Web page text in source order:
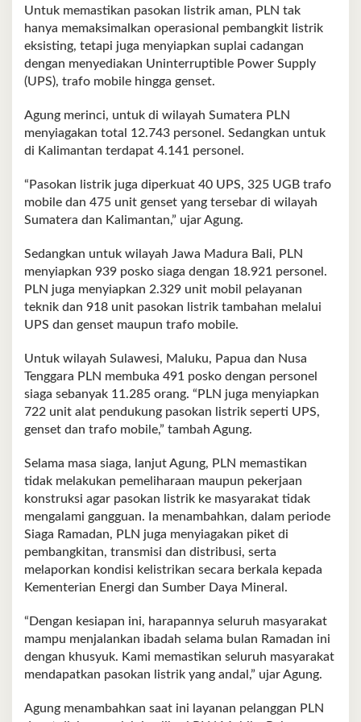
Untuk memastikan pasokan listrik aman, PLN tak
hanya memaksimalkan operasional pembangkit listrik
eksisting, tetapi juga menyiapkan suplai cadangan
dengan menyediakan Uninterruptible Power Supply
(UPS), trafo mobile hingga genset.
Agung merinci, untuk di wilayah Sumatera PLN
menyiagakan total 12.743 personel. Sedangkan untuk
di Kalimantan terdapat 4.141 personel.
“Pasokan listrik juga diperkuat 40 UPS, 325 UGB trafo
mobile dan 475 unit genset yang tersebar di wilayah
Sumatera dan Kalimantan,” ujar Agung.
Sedangkan untuk wilayah Jawa Madura Bali, PLN
menyiapkan 939 posko siaga dengan 18.921 personel.
PLN juga menyiapkan 2.329 unit mobil pelayanan
teknik dan 918 unit pasokan listrik tambahan melalui
UPS dan genset maupun trafo mobile.
Untuk wilayah Sulawesi, Maluku, Papua dan Nusa
Tenggara PLN membuka 491 posko dengan personel
siaga sebanyak 11.285 orang. “PLN juga menyiapkan
722 unit alat pendukung pasokan listrik seperti UPS,
genset dan trafo mobile,” tambah Agung.
Selama masa siaga, lanjut Agung, PLN memastikan
tidak melakukan pemeliharaan maupun pekerjaan
konstruksi agar pasokan listrik ke masyarakat tidak
mengalami gangguan. Ia menambahkan, dalam periode
Siaga Ramadan, PLN juga menyiagakan piket di
pembangkitan, transmisi dan distribusi, serta
melaporkan kondisi kelistrikan secara berkala kepada
Kementerian Energi dan Sumber Daya Mineral.
“Dengan kesiapan ini, harapannya seluruh masyarakat
mampu menjalankan ibadah selama bulan Ramadan ini
dengan khusyuk. Kami memastikan seluruh masyarakat
mendapatkan pasokan listrik yang andal,” ujar Agung.
Agung menambahkan saat ini layanan pelanggan PLN